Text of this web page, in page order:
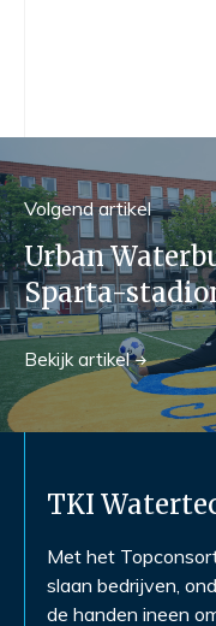
Volgend artikel
Urban
Sparta-
Bekijk artikel
TKI
Met het
slaan bedrijven,
de handen ineen